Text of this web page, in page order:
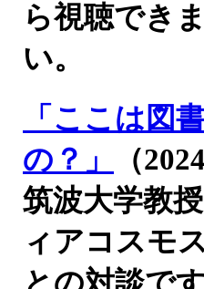
ら視聴できま
い。
「ここは図
の？」
（
筑波大学教
ィアコスモ